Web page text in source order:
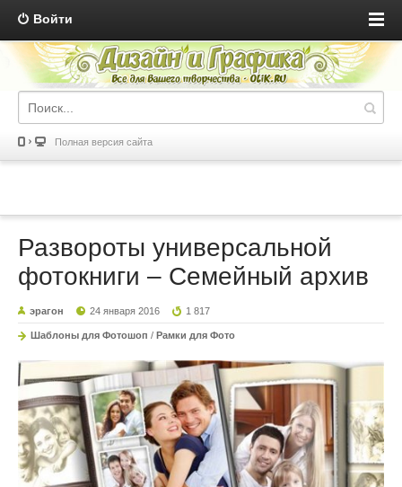
Войти
Полная версия сайта
Развороты универсальной
фотокниги – Семейный архив
эрагон 24 января 2016 1 817
Шаблоны для Фотошоп / Рамки для Фото